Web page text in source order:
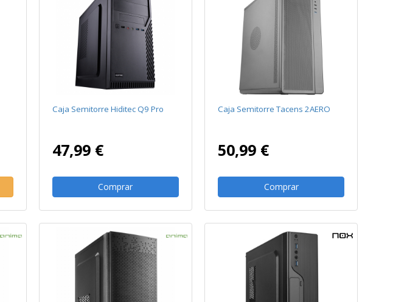
Caja Semitorre Hiditec Q9 Pro
47,99 €
Comprar
Caja Semitorre Tacens 2AERO
50,99 €
Comprar